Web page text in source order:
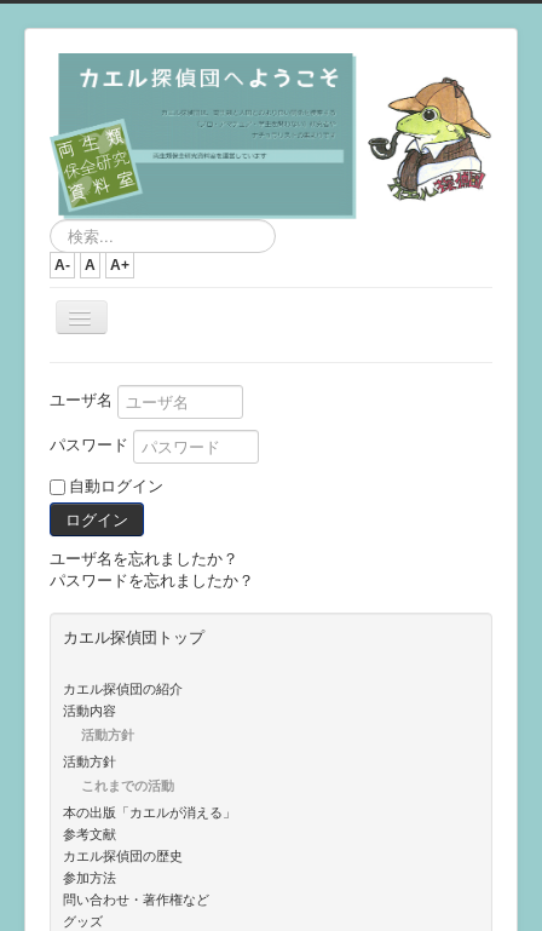
検
索...
A- A A+
ナ
ビ
シ
ン
を
切
り
替
え
ユーザ名
パスワード
自動ログイン
ログイン
ユーザ名を忘れましたか？
パスワードを忘れましたか？
カエル探偵団トップ
カエル探偵団の紹介
活動内容
活動方針
活動方針
これまでの活動
本の出版「カエルが消える」
参考文献
カエル探偵団の歴史
参加方法
問い合わせ・著作権など
グッズ